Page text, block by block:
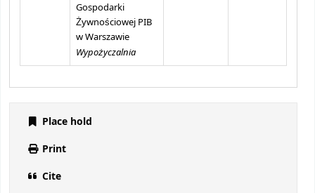
Gospodarki
Żywnościowej PIB
w Warszawie
Wypożyczalnia
Place hold
Print
Cite